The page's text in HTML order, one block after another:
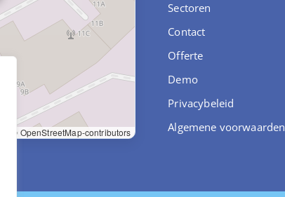
© OpenStreetMap-contributors
Sectoren
Contact
Offerte
Demo
Privacybeleid
Algemene voorwaarden